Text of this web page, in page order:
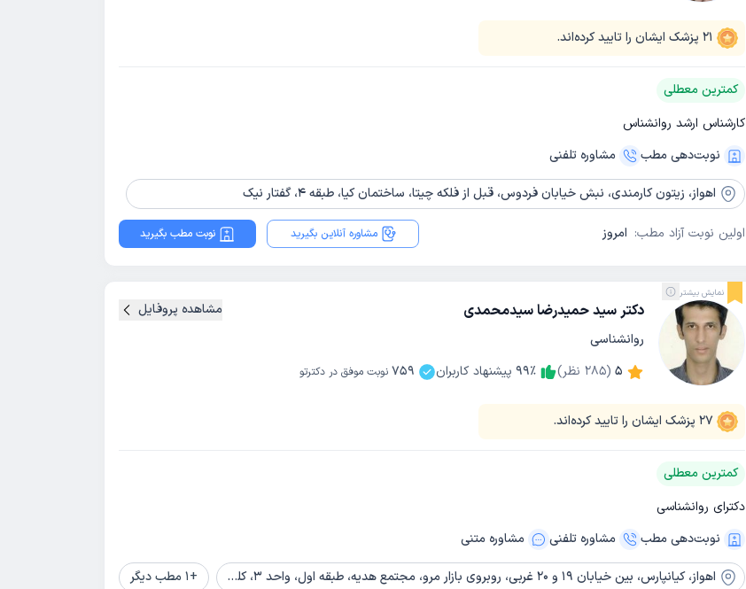
21 پزشک ایشان را تایید کرده‌اند.
کمترین معطلی
کارشناس ارشد روانشناس
نوبت‌دهی مطب
مشاوره‌ تلفنی
اهواز، زیتون کارمندی، نبش خیابان فردوس، قبل از فلکه چیتا، ساختمان کیا، طبقه 4، گفتار نیک
اولین نوبت آزاد مطب: امروز مشاوره آنلاین بگیرید نوبت مطب بگیرید
نمایش بیشتر
دکتر سید حمیدرضا سیدمحمدی
روانشناسی
5
(
285 نظر) 99٪ پیشنهاد کاربران 759 نوبت موفق در دکترتو
27 پزشک ایشان را تایید کرده‌اند.
مشاهده پروفایل
کمترین معطلی
دکترای روانشناسی
نوبت‌دهی مطب
مشاوره‌ تلفنی مشاوره‌ متنی
اهواز،کیانپارس، بین خیابان 19 و 20 غربی، روبروی بازار مرو، مجتمع هدیه، طبقه اول، واحد 3، کلینیک روان شناسی و مشاوره رویش نو +
1 مطب دیگر